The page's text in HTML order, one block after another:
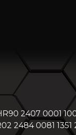
2407 0001
2484 0081 1351